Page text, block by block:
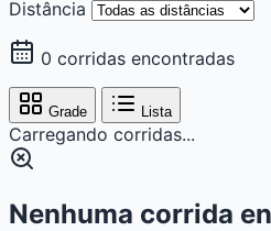
Distância
0 corridas encontradas
Grade Lista
Carregando corridas...
Nenhuma corrida